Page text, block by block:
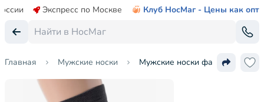
Экспресс по Москве Клуб НосМаг - Цены как опт
Главная Мужские носки Мужские носки фабрики